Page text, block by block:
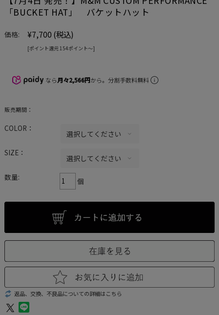
「BUCKET HAT」 バケットハット
価格: ¥7,700 (税込)
[ポイント還元 154ポイント〜]
なら月々2,566円から。分割手数料無料
販売期間：
COLOR：
SIZE：
数量: 個
返品、交換、不良品についての詳細はこちら